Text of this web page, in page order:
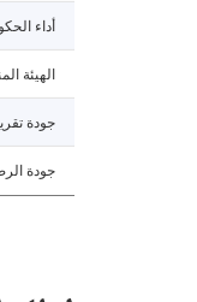
أداء
الهيئة
جودة
جودة